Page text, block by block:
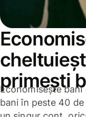
primești
Economisește
bani în peste 40